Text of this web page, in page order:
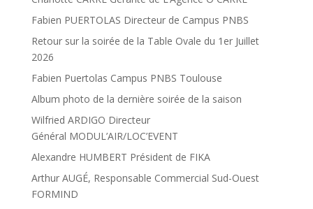
Fabien PUERTOLAS Directeur de Campus PNBS
Retour sur la soirée de la Table Ovale du 1er Juillet
2026
Fabien Puertolas Campus PNBS Toulouse
Album photo de la dernière soirée de la saison
Wilfried ARDIGO Directeur
Général MODUL’AIR/LOC’EVENT
Alexandre HUMBERT Président de FIKA
Arthur AUGÉ, Responsable Commercial Sud-Ouest
FORMIND